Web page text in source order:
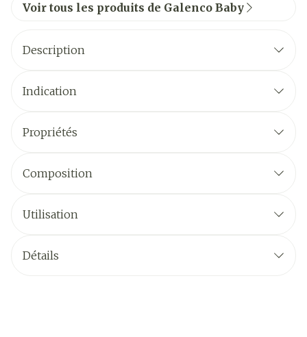
Voir tous les produits de Galenco Baby
Description
Indication
Propriétés
Composition
Utilisation
Détails